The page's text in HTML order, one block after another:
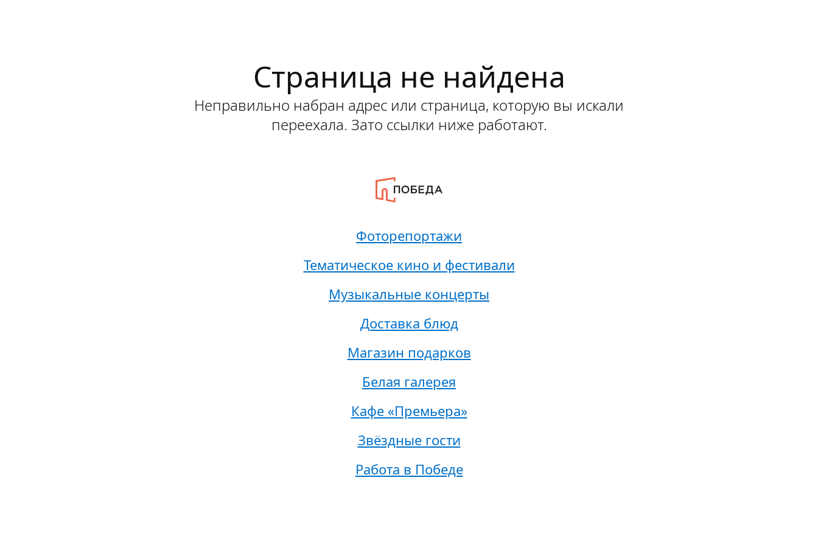
Страница не найдена
Неправильно набран адрес или страница, которую вы искали
переехала. Зато ссылки ниже работают.
Фоторепортажи
Тематическое кино и фестивали
Музыкальные концерты
Доставка блюд
Магазин подарков
Белая галерея
Кафе «Премьера»
Звёздные гости
Работа в Победе